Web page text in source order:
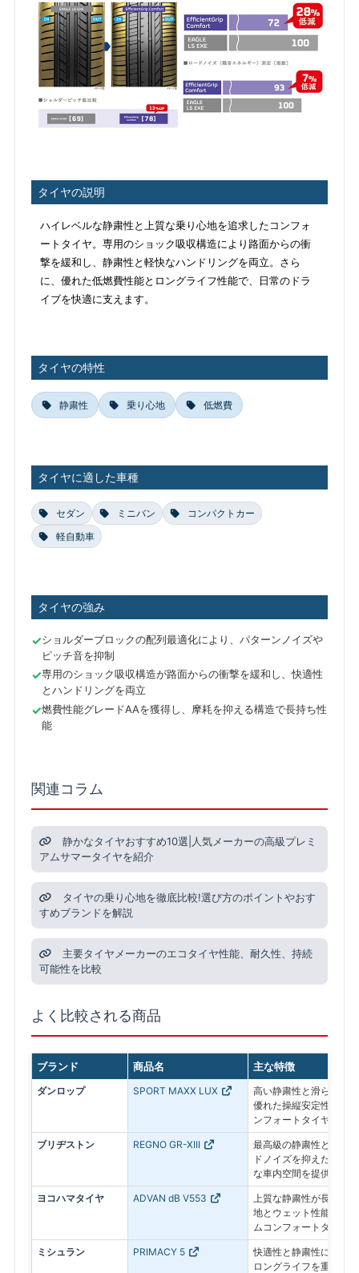
タイヤの説明
ハイレベルな静粛性と上質な乗り心地を追求したコンフォ
ートタイヤ。専用のショック吸収構造により路面からの衝
撃を緩和し、静粛性と軽快なハンドリングを両立。さら
に、優れた低燃費性能とロングライフ性能で、日常のドラ
イブを快適に支えます。
タイヤの特性
静粛性 乗り心地 低燃費
タイヤに適した車種
セダン ミニバン
コンパクトカー
軽自動車
タイヤの強み
ショルダーブロックの配列最適化により、パターンノイズや
ピッチ音を抑制
専用のショック吸収構造が路面からの衝撃を緩和し、快適性
とハンドリングを両立
燃費性能グレードAAを獲得し、摩耗を抑える構造で長持ち性
能
関連コラム
静かなタイヤおすすめ10選|人気メーカーの高級プレミ
アムサマータイヤを紹介
タイヤの乗り心地を徹底比較!選び方のポイントやおす
すめブランドを解説
主要タイヤメーカーのエコタイヤ性能、耐久性、持続
可能性を比較
よく比較される商品
ブランド 商品名 主な特徴
ダンロップ SPORT MAXX LUX
高い静粛性と滑らかな
優れた操縦安定性を備
ンフォートタイヤ
ブリヂストン REGNO GR-XIII
最高級の静粛性と乗り
ドノイズを抑えた静か
な車内空間を提供
ヨコハマタイヤ ADVAN dB V553
上質な静粛性が長く続
地とウェット性能にも
ムコンフォートタイヤ
ミシュラン PRIMACY 5
快適性と静粛性に加え
ロングライフを重視し